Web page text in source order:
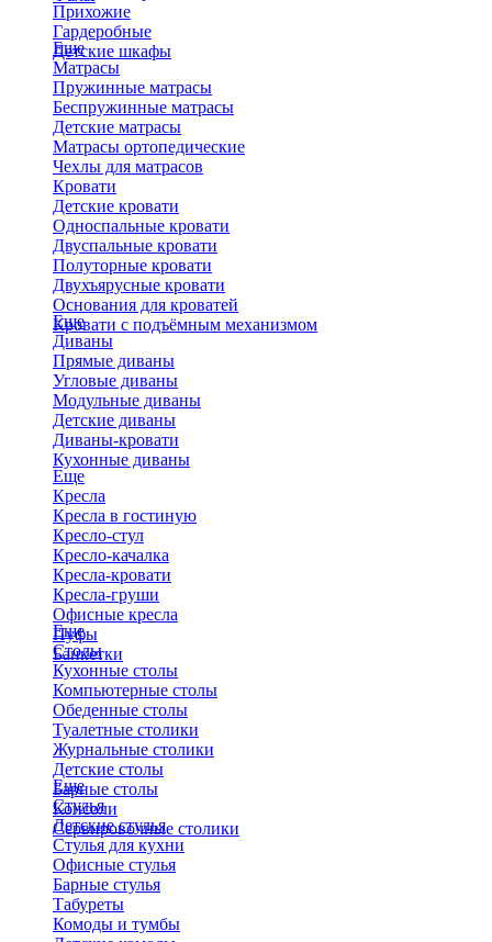
Прихожие
Гардеробные
Детские шкафы
Еще
Матрасы
Пружинные матрасы
Беспружинные матрасы
Детские матрасы
Матрасы ортопедические
Чехлы для матрасов
Кровати
Детские кровати
Односпальные кровати
Двуспальные кровати
Полуторные кровати
Двухъярусные кровати
Основания для кроватей
Кровати с подъёмным механизмом
Еще
Диваны
Прямые диваны
Угловые диваны
Модульные диваны
Детские диваны
Диваны-кровати
Кухонные диваны
Еще
Кресла
Кресла в гостиную
Кресло-стул
Кресло-качалка
Кресла-кровати
Кресла-груши
Офисные кресла
Пуфы
Банкетки
Еще
Столы
Кухонные столы
Компьютерные столы
Обеденные столы
Туалетные столики
Журнальные столики
​Детские столы
Барные столы
Консоли
Сервировочные столики
Еще
Стулья
Детские стулья
Стулья для кухни
Офисные стулья
Барные стулья
Табуреты
Комоды и тумбы